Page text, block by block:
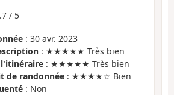
/ 5
: 30 avr. 2023
: ★★★★★ Très bien
l'itinéraire : ★★★★★ Très bien
de randonnée : ★★★★☆ Bien
: Non